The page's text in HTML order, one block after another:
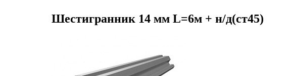
Шестигранник 14 мм L=6м + н/д(ст45)